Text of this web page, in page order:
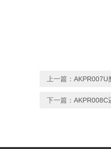
上一篇： AKPR007U
下一篇： AKPR008C